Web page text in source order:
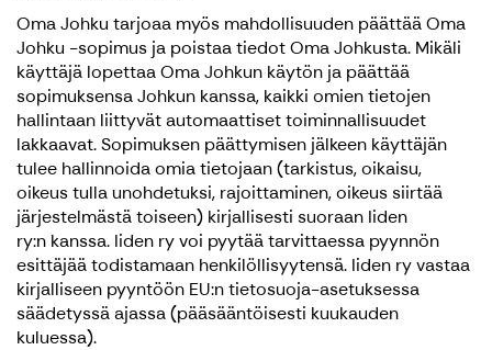
Oma Johku tarjoaa myös mahdollisuuden päättää Oma
Johku -sopimus ja poistaa tiedot Oma Johkusta. Mikäli
käyttäjä lopettaa Oma Johkun käytön ja päättää
sopimuksensa Johkun kanssa, kaikki omien tietojen
hallintaan liittyvät automaattiset toiminnallisuudet
lakkaavat. Sopimuksen päättymisen jälkeen käyttäjän
tulee hallinnoida omia tietojaan (tarkistus, oikaisu,
oikeus tulla unohdetuksi, rajoittaminen, oikeus siirtää
järjestelmästä toiseen) kirjallisesti suoraan Iiden
ry:n kanssa. Iiden ry voi pyytää tarvittaessa pyynnön
esittäjää todistamaan henkilöllisyytensä. Iiden ry vastaa
kirjalliseen pyyntöön EU:n tietosuoja-asetuksessa
säädetyssä ajassa (pääsääntöisesti kuukauden
kuluessa).